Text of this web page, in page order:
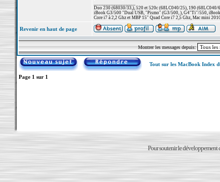
Duo 230 (68030/33,), 520 et 520c (68LC040/25), 190 (68LC040/
iBook G3/500 "Dual USB, "Pismo" (G3/500, ), G4"Ti"/550,
Core i7 à 2,2 Ghz et MBP 15" Quad Core i7 2,5 Ghz, Mac mini
Revenir en haut de page
Montrer les messages depuis:
Tout sur les MacBook Index
Page 1 sur 1
Pour soutenir le développement